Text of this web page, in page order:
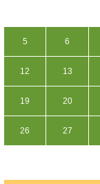
5 6
12 13
19 20
26 27